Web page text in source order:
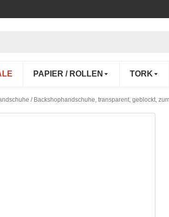
PAPIER / ROLLEN TORK
/ Backshophandschuhe, transparent, geblockt,